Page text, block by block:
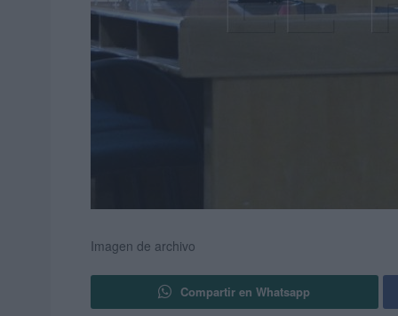
Imagen de archivo
Compartir en Whatsapp